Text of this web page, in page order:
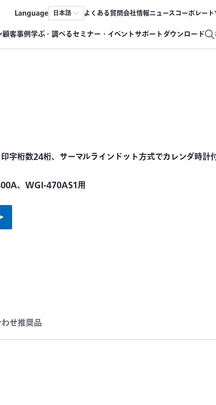
Language 日本語 よくある質問会社情報ニュースコーポレート
顧客事例学ぶ・調べるセミナー・イベントサポートダウンロード
字桁数24桁、サーマルラインドット方式でカレンダ時計
せ推奨品